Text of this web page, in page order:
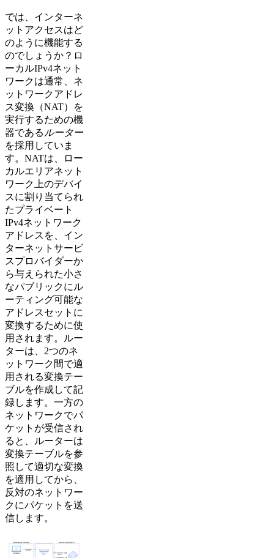
では、インターネ
ットアクセスはど
のように機能する
のでしょうか？ロ
ーカルIPv4ネット
ワークは通常、ネ
ットワークアドレ
ス変換（NAT）を
実行するための機
器である ルーター
を採用していま
す。NATは、ロー
カルエリアネット
ワーク上のデバイ
スに割り当てられ
たプライベート
IPv4ネットワーク
アドレスを、イン
ターネットサービ
スプロバイダーか
ら与えられた小さ
なパブリックにル
ーティング可能な
アドレスセットに
変換するために使
用されます。ルー
ターは、2つのネ
ットワーク間で適
用される変換テー
ブルを作成して記
録します。一方の
ネットワークでパ
ケットが受信され
ると、ルーターは
変換テーブルを参
照して適切な変換
を適用してから、
反対のネットワー
クにパケットを送
信します。